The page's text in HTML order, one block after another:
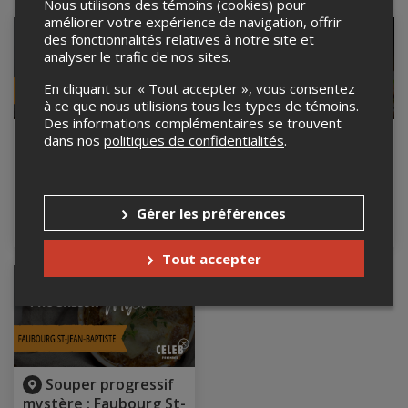
Souper progressif
mystère : Faubourg St-
15 août 2026, 16h00
Faubourg St-Jean,
Québec, QC
Souper
progressif
mystère
:
St-
Jean
Ajouter
au
panier
Souper progressif
Quartier Saint-Roch,
Québec, QC
Roch
Souper progressif
mystère : Faubourg St-
Nous utilisons des témoins (cookies) pour
améliorer votre expérience de navigation, offrir
des fonctionnalités relatives à notre site et
analyser le trafic de nos sites.
En cliquant sur « Tout accepter », vous consentez
à ce que nous utilisions tous les types de témoins.
Des informations complémentaires se trouvent
dans nos politiques de confidentialités.
Gérer les préférences
Tout accepter